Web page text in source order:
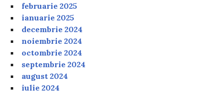
februarie 2025
ianuarie 2025
decembrie 2024
noiembrie 2024
octombrie 2024
septembrie 2024
august 2024
iulie 2024